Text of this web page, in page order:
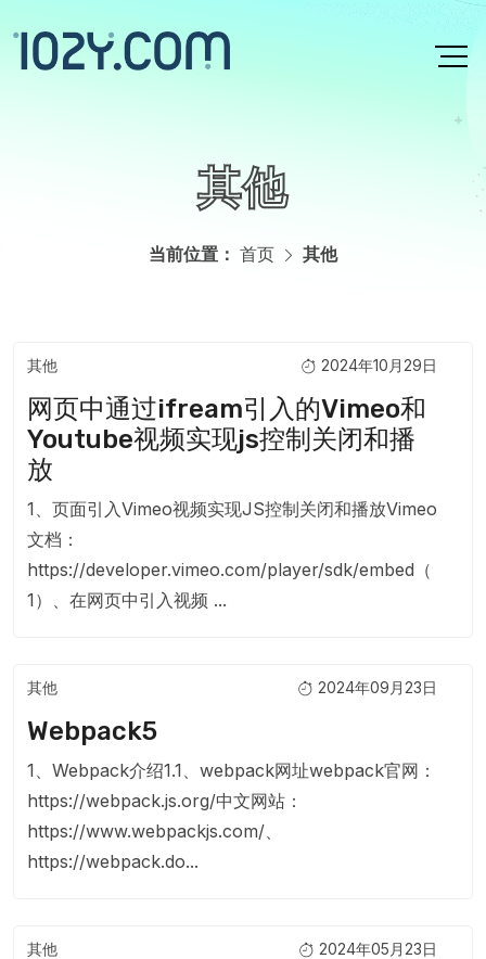
其他
当前位置： 首页 其他
主页内容
其他 2024年10月29日
网页中通过ifream引入的Vimeo和
Youtube视频实现js控制关闭和播
放
1、页面引入Vimeo视频实现JS控制关闭和播放Vimeo
文档：
https://developer.vimeo.com/player/sdk/embed（
1）、在网页中引入视频 ...
其他 2024年09月23日
Webpack5
1、Webpack介绍1.1、webpack网址webpack官网：
https://webpack.js.org/中文网站：
https://www.webpackjs.com/、
https://webpack.do...
其他 2024年05月23日